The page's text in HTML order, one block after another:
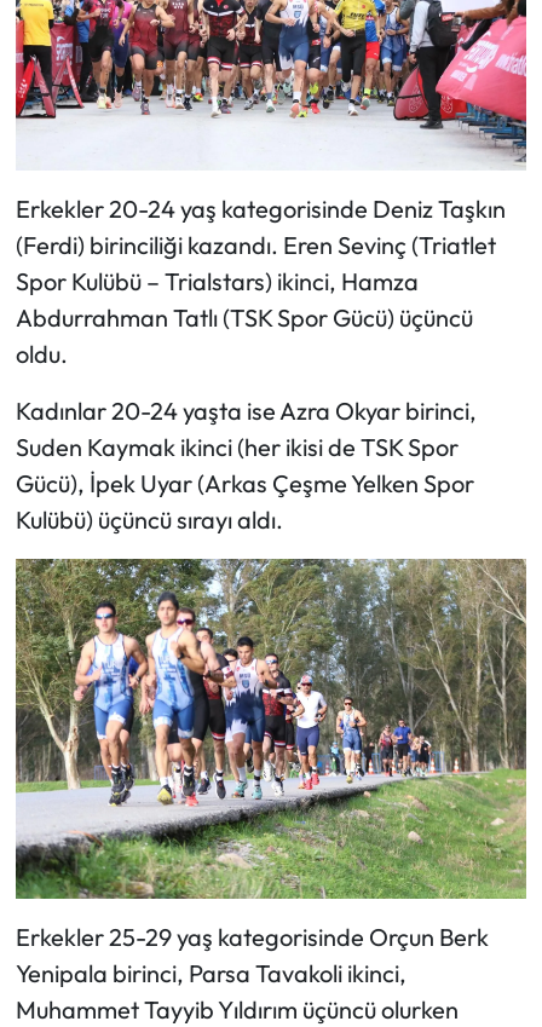
Erkekler 20-24 yaş kategorisinde Deniz Taşkın
(Ferdi) birinciliği kazandı. Eren Sevinç (Triatlet
Spor Kulübü – Trialstars) ikinci, Hamza
Abdurrahman Tatlı (TSK Spor Gücü) üçüncü
oldu.
Kadınlar 20-24 yaşta ise Azra Okyar birinci,
Suden Kaymak ikinci (her ikisi de TSK Spor
Gücü), İpek Uyar (Arkas Çeşme Yelken Spor
Kulübü) üçüncü sırayı aldı.
Erkekler 25-29 yaş kategorisinde Orçun Berk
Yenipala birinci, Parsa Tavakoli ikinci,
Muhammet Tayyib Yıldırım üçüncü olurken